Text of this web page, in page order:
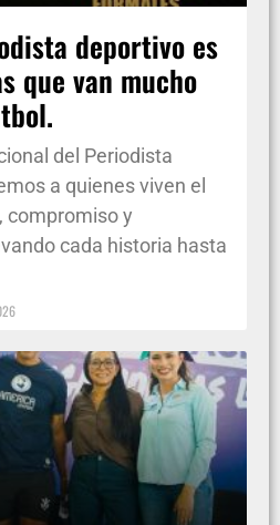
deportivo es
que van mucho
del Periodista
a quienes viven el
compromiso y
cada historia hasta